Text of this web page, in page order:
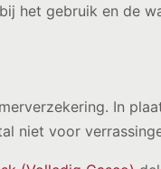
het gebruik en de
In
niet voor